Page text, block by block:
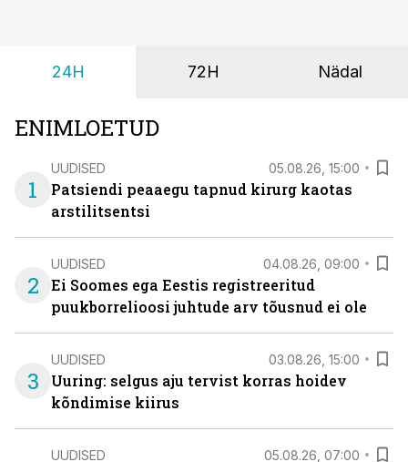
24H 72H Nädal
ENIMLOETUD
1
UUDISED 05.08.26, 15:00
Patsiendi peaaegu tapnud kirurg kaotas
arstilitsentsi
2
UUDISED 04.08.26, 09:00
Ei Soomes ega Eestis registreeritud
puukborrelioosi juhtude arv tõusnud ei ole
3
UUDISED 03.08.26, 15:00
Uuring: selgus aju tervist korras hoidev
kõndimise kiirus
UUDISED 05.08.26, 07:00